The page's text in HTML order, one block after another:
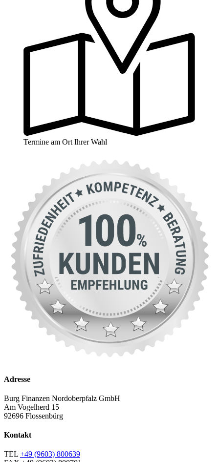
Termine am Ort Ihrer Wahl
Adresse
Burg Finanzen Nordoberpfalz GmbH
Am Vogelherd 15
92696 Flossenbürg
Kontakt
TEL +49 (9603) 800639